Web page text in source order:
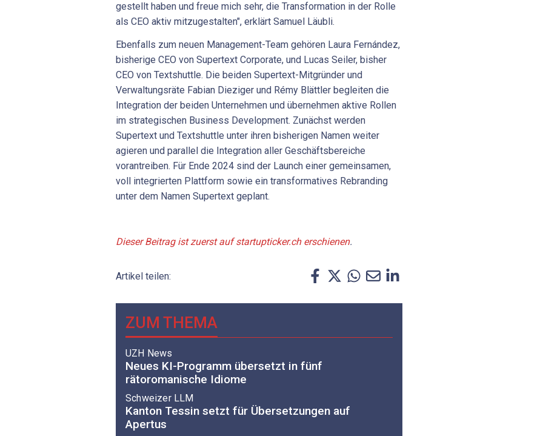
gestellt haben und freue mich sehr, die Transformation in der Rolle
als CEO aktiv mitzugestalten", erklärt Samuel Läubli.
Ebenfalls zum neuen Management-Team gehören Laura Fernández,
bisherige CEO von Supertext Corporate, und Lucas Seiler, bisher
CEO von Textshuttle. Die beiden Supertext-Mitgründer und
Verwaltungsräte Fabian Dieziger und Rémy Blättler begleiten die
Integration der beiden Unternehmen und übernehmen aktive Rollen
im strategischen Business Development. Zunächst werden
Supertext und Textshuttle unter ihren bisherigen Namen weiter
agieren und parallel die Integration aller Geschäftsbereiche
vorantreiben. Für Ende 2024 sind der Launch einer gemeinsamen,
voll integrierten Plattform sowie ein transformatives Rebranding
unter dem Namen Supertext geplant.
Dieser Beitrag ist zuerst auf startupticker.ch erschienen.
Artikel teilen:
ZUM THEMA
UZH News
Neues KI-Programm übersetzt in fünf
rätoromanische Idiome
Schweizer LLM
Kanton Tessin setzt für Übersetzungen auf
Apertus